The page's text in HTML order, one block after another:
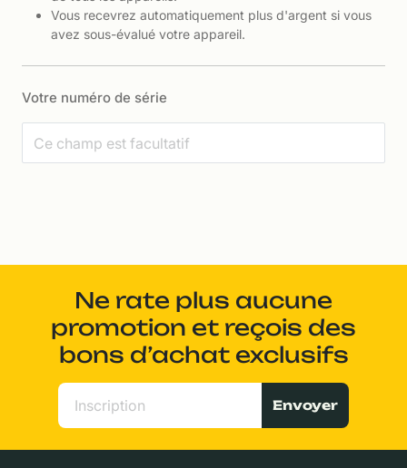
Vous recevrez automatiquement plus d'argent si vous
avez sous-évalué votre appareil.
Votre numéro de série
Ne rate plus aucune
promotion et reçois des
bons d’achat exclusifs
Envoyer